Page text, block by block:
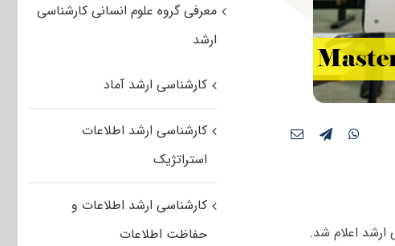
معرفی گروه علوم انسانی کارشناسی
ارشد
کارشناسی ارشد آماد
کارشناسی ارشد اطلاعات
استراتژیک
کارشناسی ارشد اطلاعات و
حفاظت اطلاعات